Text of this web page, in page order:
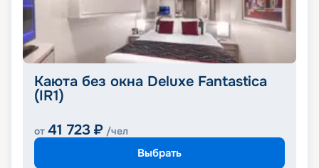
Каюта без окна Deluxe Fantastica
(IR1)
от 41 723 ₽ /чел
Выбрать